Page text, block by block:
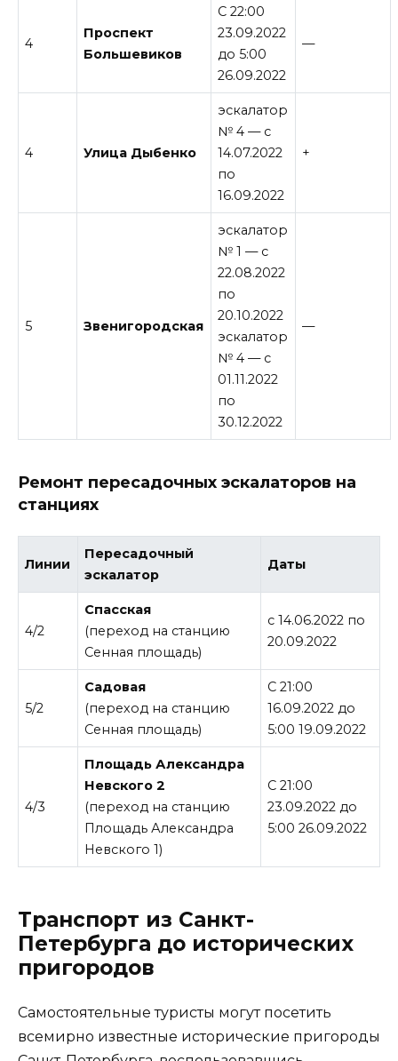
4
Проспект
Большевиков
С 22:00
23.09.2022
до 5:00
26.09.2022
—
4 Улица Дыбенко
эскалатор
№ 4 — с
14.07.2022
по
16.09.2022
+
5 Звенигородская
эскалатор
№ 1 — с
22.08.2022
по
20.10.2022
эскалатор
№ 4 — с
01.11.2022
по
30.12.2022
—
Ремонт пересадочных эскалаторов на
станциях
Линии
Пересадочный
эскалатор
Даты
4/2
Спасская
(переход на станцию
Сенная площадь)
с 14.06.2022 по
20.09.2022
5/2
Садовая
(переход на станцию
Сенная площадь)
С 21:00
16.09.2022 до
5:00 19.09.2022
4/3
Площадь Александра
Невского 2
(переход на станцию
Площадь Александра
Невского 1)
С 21:00
23.09.2022 до
5:00 26.09.2022
Транспорт из Санкт-
Петербурга до исторических
пригородов
Самостоятельные туристы могут посетить
всемирно известные исторические пригороды